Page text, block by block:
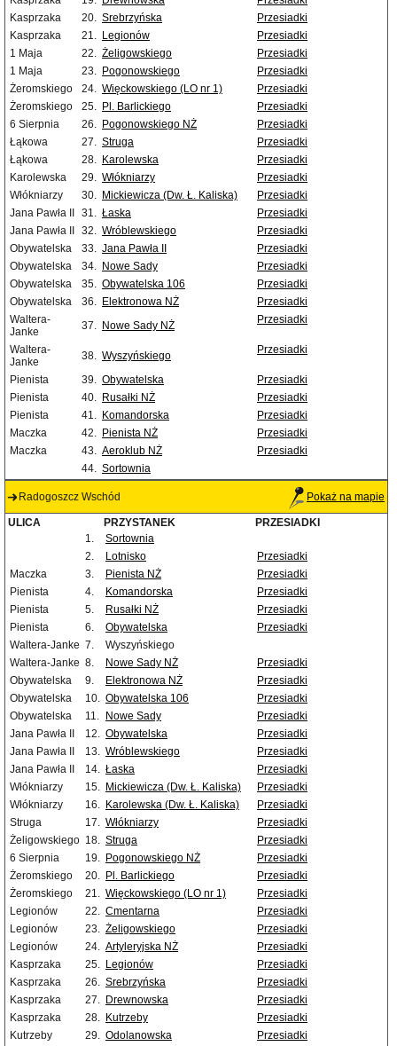
Kasprzaka
20. Srebrzyńska
Przesiadki
Kasprzaka
21. Legionów
Przesiadki
1 Maja
22. Żeligowskiego
Przesiadki
1 Maja
23. Pogonowskiego
Przesiadki
Żeromskiego
24. Więckowskiego (LO nr 1)
Przesiadki
Żeromskiego
25. Pl. Barlickiego
Przesiadki
6 Sierpnia
26. Pogonowskiego NŻ
Przesiadki
Łąkowa
27. Struga
Przesiadki
Łąkowa
28. Karolewska
Przesiadki
Karolewska
29. Włókniarzy
Przesiadki
Włókniarzy
30. Mickiewicza (Dw. Ł. Kaliska)
Przesiadki
Jana Pawła II
31. Łaska
Przesiadki
Jana Pawła II
32. Wróblewskiego
Przesiadki
Obywatelska
33. Jana Pawła II
Przesiadki
Obywatelska
34. Nowe Sady
Przesiadki
Obywatelska
35. Obywatelska 106
Przesiadki
Obywatelska
36. Elektronowa NŻ
Przesiadki
Waltera-
Janke
37. Nowe Sady NŻ Przesiadki
Waltera-
Janke
38. Wyszyńskiego Przesiadki
Pienista 39. Obywatelska
Przesiadki
Pienista
40. Rusałki NŻ
Przesiadki
Pienista
41. Komandorska
Przesiadki
Maczka
42. Pienista NŻ
Przesiadki
Maczka
43. Aeroklub NŻ
Przesiadki
44. Sortownia
Radogoszcz Wschód Pokaż na mapie
ULICA PRZYSTANEK
PRZESIADKI
1.
Sortownia
2.
Lotnisko
Przesiadki
Maczka
3. Pienista NŻ
Przesiadki
Pienista
4. Komandorska
Przesiadki
Pienista
5. Rusałki NŻ
Przesiadki
Pienista
6. Obywatelska
Przesiadki
Waltera-Janke 7.
Wyszyńskiego
Waltera-Janke 8. Nowe Sady NŻ
Przesiadki
Obywatelska
9. Elektronowa NŻ
Przesiadki
Obywatelska
10. Obywatelska 106
Przesiadki
Obywatelska
11. Nowe Sady
Przesiadki
Jana Pawła II
12. Obywatelska
Przesiadki
Jana Pawła II
13. Wróblewskiego
Przesiadki
Jana Pawła II
14. Łaska
Przesiadki
Włókniarzy
15. Mickiewicza (Dw. Ł. Kaliska)
Przesiadki
Włókniarzy
16. Karolewska (Dw. Ł. Kaliska)
Przesiadki
Struga
17. Włókniarzy
Przesiadki
Żeligowskiego 18. Struga
Przesiadki
6 Sierpnia
19. Pogonowskiego NŻ
Przesiadki
Żeromskiego
20. Pl. Barlickiego
Przesiadki
Żeromskiego
21. Więckowskiego (LO nr 1)
Przesiadki
Legionów
22. Cmentarna
Przesiadki
Legionów
23. Żeligowskiego
Przesiadki
Legionów
24. Artyleryjska NŻ
Przesiadki
Kasprzaka
25. Legionów
Przesiadki
Kasprzaka
26. Srebrzyńska
Przesiadki
Kasprzaka
27. Drewnowska
Przesiadki
Kasprzaka
28. Kutrzeby
Przesiadki
Kutrzeby
29. Odolanowska Przesiadki